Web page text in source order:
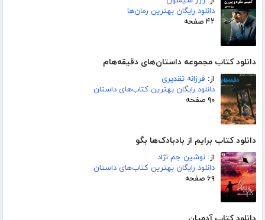
دانلود رایگان بهترین رمان‌ها
۴۲ صفحه
دانلود کتاب مجموعه داستان‌های دقیقه‌هام
از: فرزانه تقدیری
دانلود رایگان بهترین کتاب‌های داستان
۹۰ صفحه
دانلود کتاب برایم از بادبادک‌ها بگو
از: نوشین جم نژاد
دانلود رایگان بهترین کتاب‌های داستان
۶۹ صفحه